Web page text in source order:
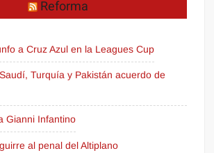
Reforma
a Cruz Azul en la Leagues Cup
Turquía y Pakistán acuerdo de
Gianni Infantino
al penal del Altiplano